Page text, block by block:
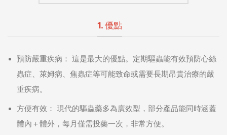
1. 優點
預防嚴重疾病： 這是最大的優點。定期驅蟲能有效預防心絲
蟲症、萊姆病、焦蟲症等可能致命或需要長期昂貴治療的嚴
重疾病。
方便有效： 現代的驅蟲藥多為廣效型，部分產品能同時涵蓋
體內＋體外，每月僅需投藥一次，非常方便。